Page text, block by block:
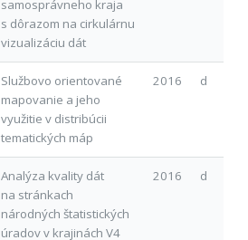
samosprávneho kraja
s dôrazom na cirkulárnu
vizualizáciu dát
Službovo orientované
mapovanie a jeho
využitie v distribúcii
tematických máp
2016 d
Analýza kvality dát
na stránkach
národných štatistických
úradov v krajinách V4
2016 d